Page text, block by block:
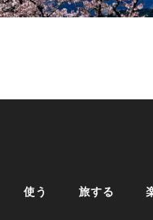
使う 旅する